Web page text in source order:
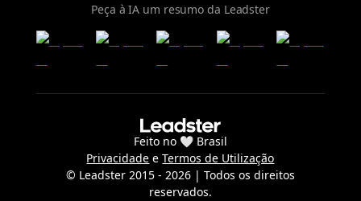
Peça à IA um resumo da Leadster
Feito no 🤍 Brasil
Privacidade e Termos de Utilização
© Leadster 2015 - 2026| Todos os direitos
reservados.